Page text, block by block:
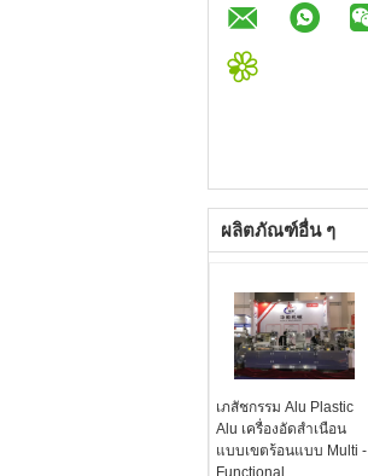
ผลิตภัณฑ์อื่น ๆ
เภสัชกรรม Alu Plastic
Alu เครื่องอัดสำเนือน
แบบเขตร้อนแบบ Multi -
Functional